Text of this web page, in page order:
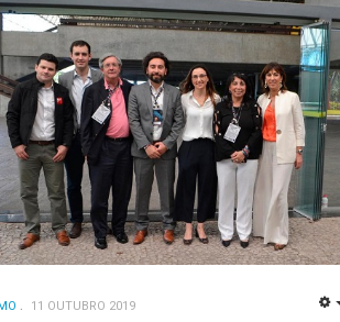
11 OUTUBRO 2019